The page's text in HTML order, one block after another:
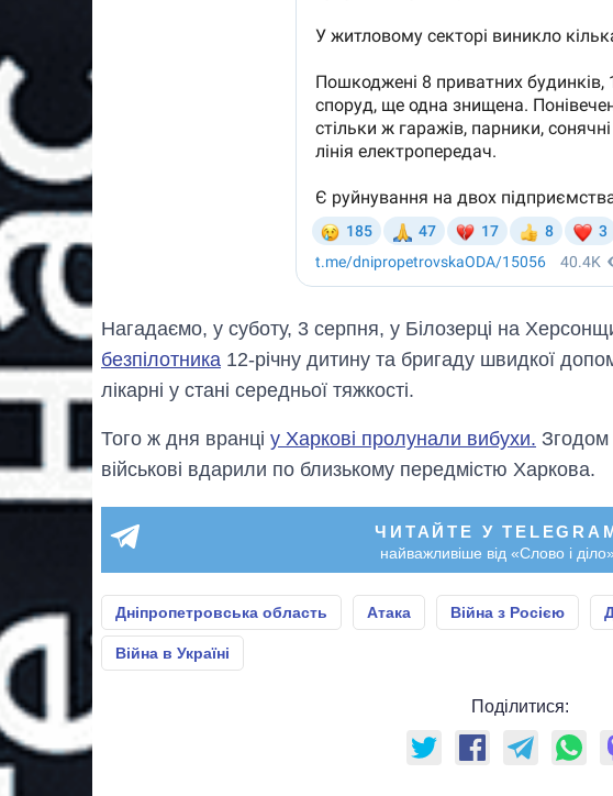
Нагадаємо, у суботу, 3 серпня, у Білозерці на
безпілотника 12-річну дитину та бригаду швидкої
лікарні у стані середньої тяжкості.
Того ж дня вранці у Харкові пролунали вибухи. Згодом
військові вдарили по близькому передмістю Харкова.
ЧИТАЙТЕ У
найважливіше від «Слово і діло»
Дніпропетровська область Атака Війна з Росією
Війна в Україні
Поділитися: